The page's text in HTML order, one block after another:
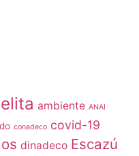
ambiente ANAI
conadeco covid-19
dinadeco Escazú